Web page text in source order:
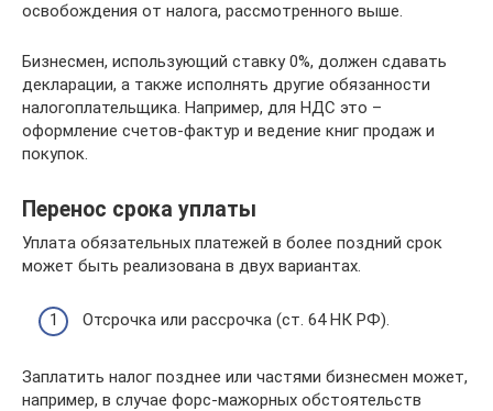
освобождения от налога, рассмотренного выше.
Бизнесмен, использующий ставку 0%, должен сдавать
декларации, а также исполнять другие обязанности
налогоплательщика. Например, для НДС это –
оформление счетов-фактур и ведение книг продаж и
покупок.
Перенос срока уплаты
Уплата обязательных платежей в более поздний срок
может быть реализована в двух вариантах.
Отсрочка или рассрочка (ст. 64 НК РФ).
Заплатить налог позднее или частями бизнесмен может,
например, в случае форс-мажорных обстоятельств